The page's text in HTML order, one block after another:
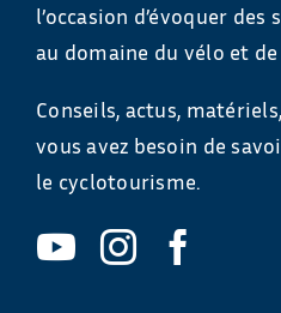
l’occasion d’évoquer
au domaine du vélo et
Conseils, actus,
vous avez besoin de
le cyclotourisme.